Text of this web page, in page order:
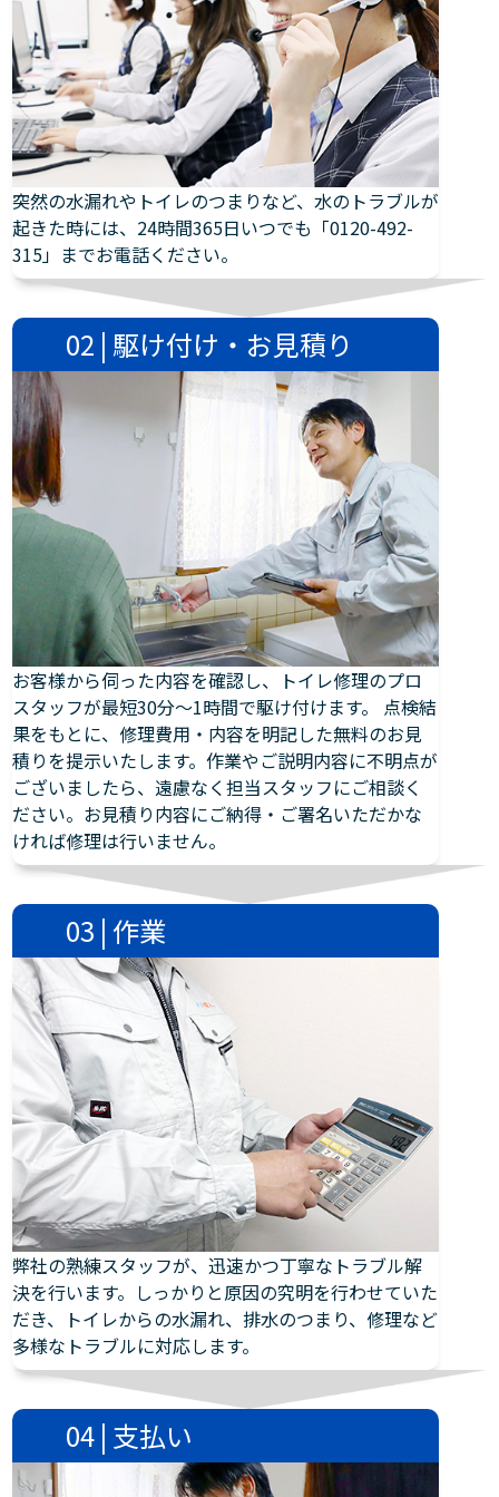
突然の水漏れやトイレのつまりなど、水のトラブルが
起きた時には、24時間365日いつでも「0120-492-
315」までお電話ください。
02 | 駆け付け・お見積り
お客様から伺った内容を確認し、トイレ修理のプロ
スタッフが最短30分～1時間で駆け付けます。 点検結
果をもとに、修理費用・内容を明記した無料のお見
積りを提示いたします。作業やご説明内容に不明点が
ございましたら、遠慮なく担当スタッフにご相談く
ださい。お見積り内容にご納得・ご署名いただかな
ければ修理は行いません。
03 | 作業
弊社の熟練スタッフが、迅速かつ丁寧なトラブル解
決を行います。しっかりと原因の究明を行わせていた
だき、トイレからの水漏れ、排水のつまり、修理など
多様なトラブルに対応します。
04 | 支払い